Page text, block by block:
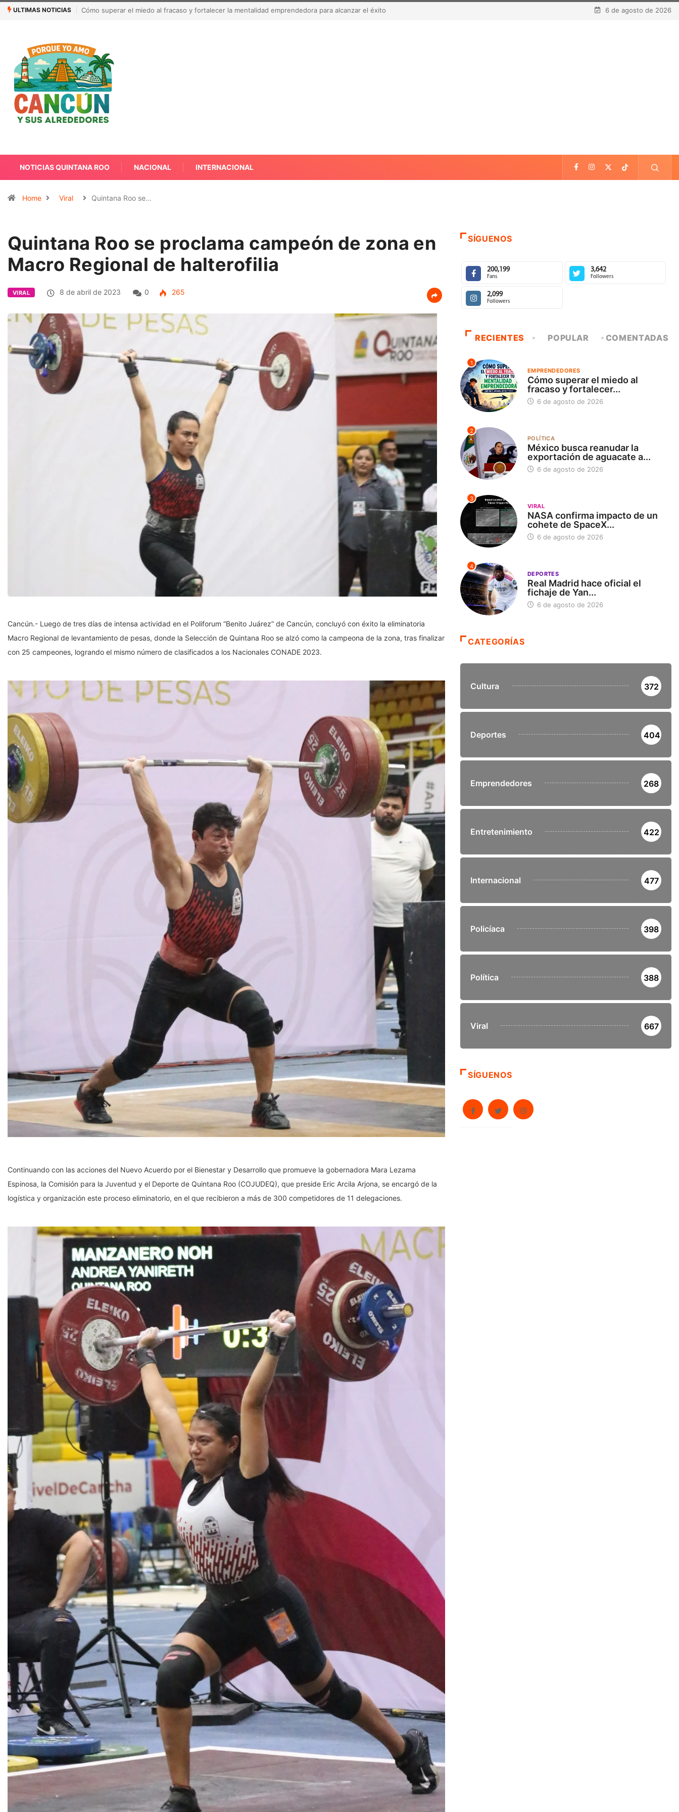
ULTIMAS NOTICIAS México busca reanudar la exportación de aguacate a Estados Unidos tras suspensión por alerta de seguridad 6 de agosto de 2026
NOTICIAS QUINTANA ROO NACIONAL INTERNACIONAL
Home Viral Quintana Roo se…
Quintana Roo se proclama campeón de zona en
Macro Regional de halterofilia
VIRAL 8 de abril de 2023 0 265
Cancún.- Luego de tres días de intensa actividad en el Poliforum “Benito Juárez” de Cancún, concluyó con éxito la eliminatoria
Macro Regional de levantamiento de pesas, donde la Selección de Quintana Roo se alzó como la campeona de la zona, tras finalizar
con 25 campeones, logrando el mismo número de clasificados a los Nacionales CONADE 2023.
Continuando con las acciones del Nuevo Acuerdo por el Bienestar y Desarrollo que promueve la gobernadora Mara Lezama
Espinosa, la Comisión para la Juventud y el Deporte de Quintana Roo (COJUDEQ), que preside Eric Arcila Arjona, se encargó de la
logística y organización este proceso eliminatorio, en el que recibieron a más de 300 competidores de 11 delegaciones.
SÍGUENOS
200,199
Fans
3,642
Followers
2,099
Followers
RECIENTES POPULAR COMENTADAS
1
EMPRENDEDORES
Cómo superar el miedo al
fracaso y fortalecer...
6 de agosto de 2026
2
POLÍTICA
México busca reanudar la
exportación de aguacate a...
6 de agosto de 2026
3
VIRAL
NASA confirma impacto de un
cohete de SpaceX...
6 de agosto de 2026
4
DEPORTES
Real Madrid hace oficial el
fichaje de Yan...
6 de agosto de 2026
CATEGORÍAS
Cultura 372
Deportes 404
Emprendedores 268
Entretenimiento 422
Internacional 477
Policíaca 398
Política 388
Viral 667
SÍGUENOS